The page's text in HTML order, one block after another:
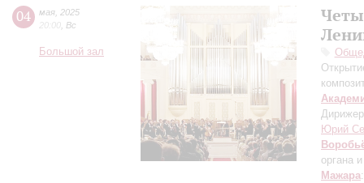
04 мая 2025
20:00 Вс
Большой зал
Юрий
органа
Мажара